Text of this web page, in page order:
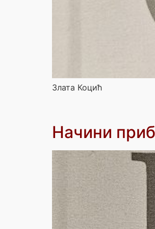
Злата Коцић
Начини